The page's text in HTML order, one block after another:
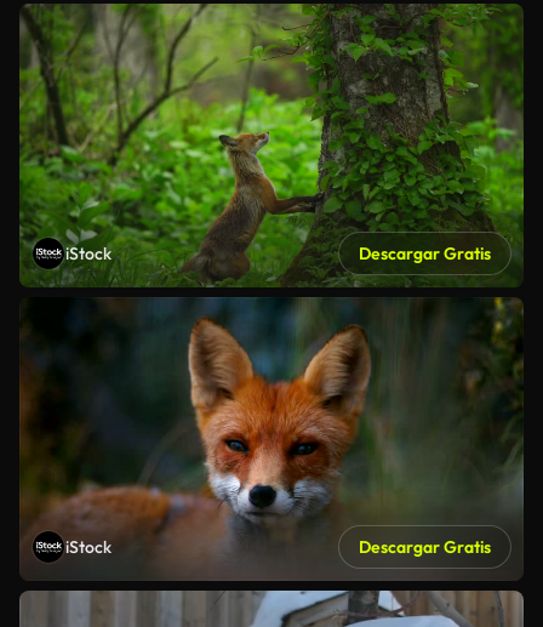
iStock Descargar Gratis
iStock Descargar Gratis